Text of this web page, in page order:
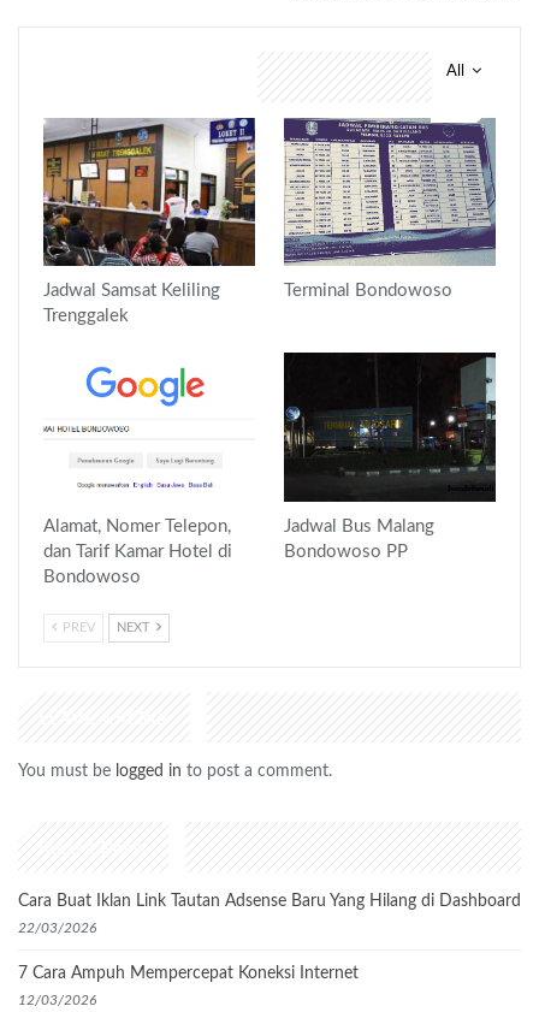
All
Jadwal Samsat Keliling
Trenggalek
Terminal Bondowoso
Alamat, Nomer Telepon,
dan Tarif Kamar Hotel di
Bondowoso
Jadwal Bus Malang
Bondowoso PP
PREV NEXT
LEAVE A REPLY
You must be logged in to post a comment.
Recent Posts
Cara Buat Iklan Link Tautan Adsense Baru Yang Hilang di Dashboard
22/03/2026
7 Cara Ampuh Mempercepat Koneksi Internet
12/03/2026